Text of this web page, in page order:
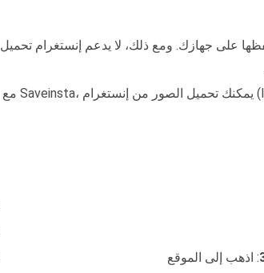
على جهازك. ومع ذلك، لا يدعم إنستغرام تحميل
مع Saveinsta، يمكنك تحميل الصور من إنستغرام (IG) بسهولة، بجودة عالية ومجانًا تمامًا. هذه الأداة مُحسنة لتعمل بشكل جيد على جميع الأجهزة من الكمبيوتر إلى الهواتف